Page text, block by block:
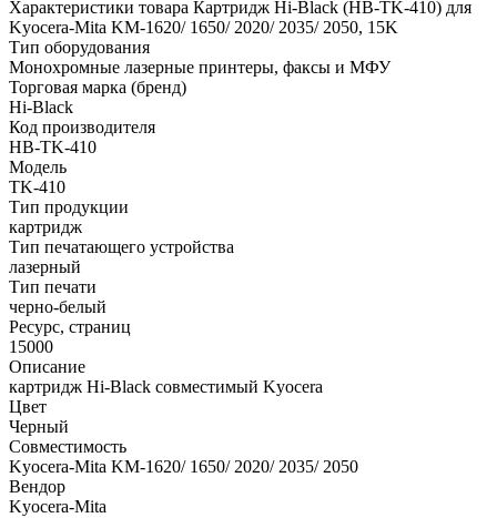
Характеристики товара Картридж Hi-Black (HB-TK-410) для
Kyocera-Mita KM-1620/ 1650/ 2020/ 2035/ 2050, 15K
Тип оборудования
Монохромные лазерные принтеры, факсы и МФУ
Торговая марка (бренд)
Hi-Black
Код производителя
HB-TK-410
Модель
TK-410
Тип продукции
картридж
Тип печатающего устройства
лазерный
Тип печати
черно-белый
Ресурс, страниц
15000
Описание
картридж Hi-Black совместимый Kyocera
Цвет
Черный
Совместимость
Kyocera-Mita KM-1620/ 1650/ 2020/ 2035/ 2050
Вендор
Kyocera-Mita